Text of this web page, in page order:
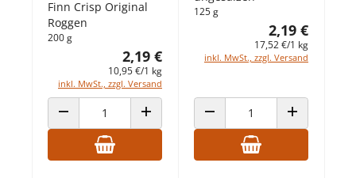
Finn Crisp Original
Roggen
200 g
2,19 €
10,95 €/1 kg
inkl. MwSt., zzgl. Versand
ANZAHL VERRINGERNANZAHL ERHÖHEN
125 g
2,19 €
17,52 €/1 kg
inkl. MwSt., zzgl. Versand
ANZAHL VERRINGERNANZAHL